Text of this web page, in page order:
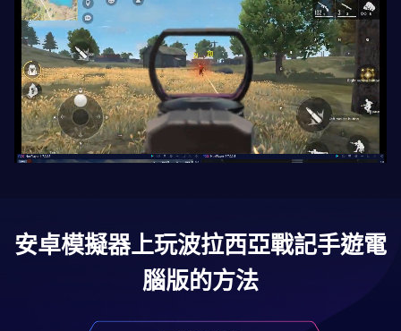
安卓模擬器上玩波拉西亞戰記手遊電
腦版的方法